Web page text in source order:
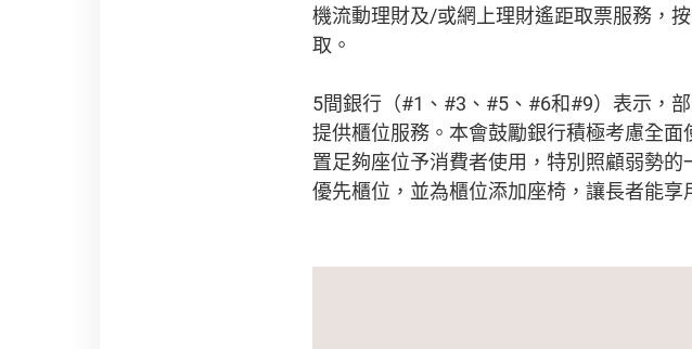
機流動理財及/或網上理財遙距取票服務，
取。
5間銀行（#1、#3、#5、#6和#9）表示，
提供櫃位服務。本會鼓勵銀行積極考慮全
置足夠座位予消費者使用，特別照顧弱勢
優先櫃位，並為櫃位添加座椅，讓長者能享